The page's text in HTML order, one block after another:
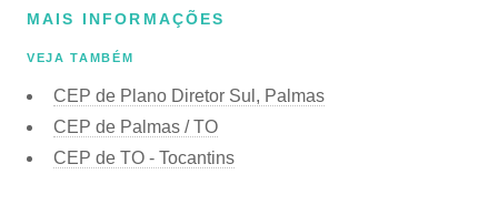
MAIS INFORMAÇÕES
VEJA TAMBÉM
CEP de Plano Diretor Sul, Palmas
CEP de Palmas / TO
CEP de TO - Tocantins